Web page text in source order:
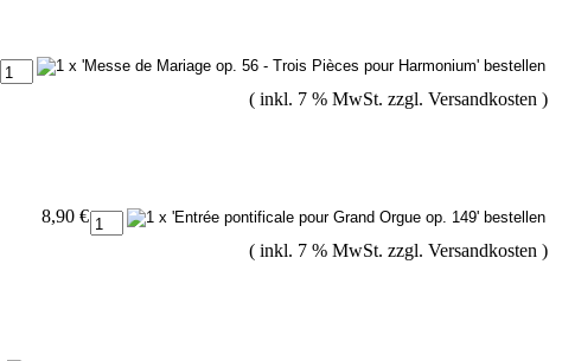
( inkl. 7 % MwSt. zzgl. Versandkosten )
8,90 €
( inkl. 7 % MwSt. zzgl. Versandkosten )